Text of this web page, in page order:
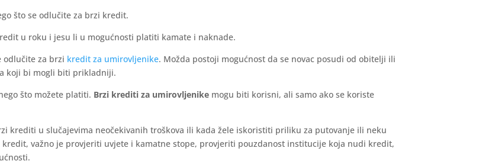
što se odlučite za brzi kredit.
u roku i jesu li u mogućnosti platiti kamate i naknade.
odlučite za brzi kredit za umirovljenike. Možda postoji mogućnost da se novac posudi od obitelji ili
koji bi mogli biti prikladniji.
što možete platiti. Brzi krediti za umirovljenike mogu biti korisni, ali samo ako se koriste
krediti u slučajevima neočekivanih troškova ili kada žele iskoristiti priliku za putovanje ili neku
važno je provjeriti uvjete i kamatne stope, provjeriti pouzdanost institucije koja nudi kredit,